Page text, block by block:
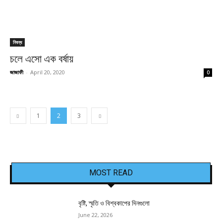
নিবন্ধ
চলে এসো এক বর্ষায়
জাজাফী - April 20, 2020 0
1 2 3
MOST READ
বৃষ্টি, স্মৃতি ও বিশ্বকাপের দিনগুলো
June 22, 2026